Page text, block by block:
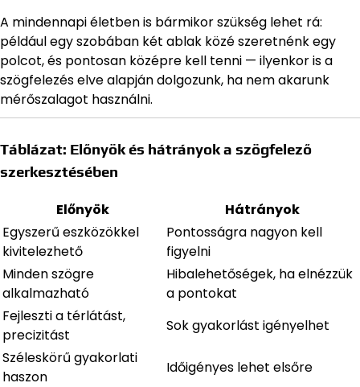
A mindennapi életben is bármikor szükség lehet rá:
például egy szobában két ablak közé szeretnénk egy
polcot, és pontosan középre kell tenni — ilyenkor is a
szögfelezés elve alapján dolgozunk, ha nem akarunk
mérőszalagot használni.
Táblázat: Előnyök és hátrányok a szögfelező
szerkesztésében
Előnyök
Hátrányok
Egyszerű eszközökkel
kivitelezhető
Pontosságra nagyon kell
figyelni
Minden szögre
alkalmazható
Hibalehetőségek, ha elnézzük
a pontokat
Fejleszti a térlátást,
precizitást
Sok gyakorlást igényelhet
Széleskörű gyakorlati
haszon
Időigényes lehet elsőre